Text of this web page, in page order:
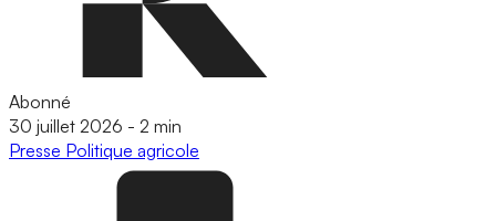
Abonné
30 juillet 2026 - 2 min
Presse Politique agricole